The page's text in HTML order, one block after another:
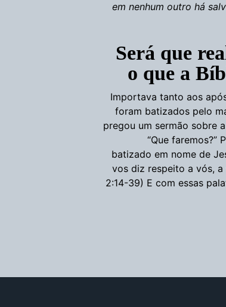
em nenhum outro há
Será que
o que a
Importava tanto aos
foram batizados pelo
pregou um sermão sobre
“Que faremos?”
batizado em nome de
vos diz respeito a vós, a
2:14-39) E com essas